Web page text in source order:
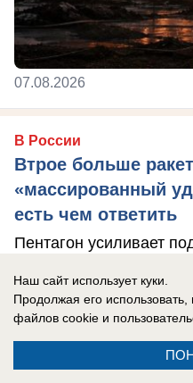
07.08.2026
В России
Втрое больше
«массированный
есть чем ответить
Пентагон усиливает
Наш сайт использует куки.
Продолжая его
файлов cookie и